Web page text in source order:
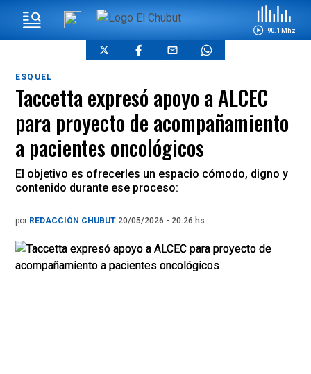
90.1 Mhz
ESQUEL
Taccetta expresó apoyo a ALCEC
para proyecto de acompañamiento
a pacientes oncológicos
El objetivo es ofrecerles un espacio cómodo, digno y
contenido durante ese proceso:
por REDACCIÓN CHUBUT 20/05/2026 - 20.26.hs